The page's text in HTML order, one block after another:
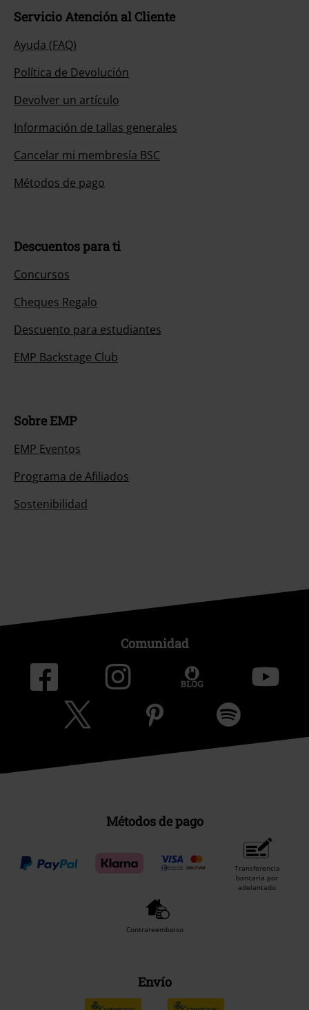
Servicio Atención al Cliente
Ayuda (FAQ)
Política de Devolución
Devolver un artículo
Información de tallas generales
Cancelar mi membresía BSC
Métodos de pago
Descuentos para ti
Concursos
Cheques Regalo
Descuento para estudiantes
EMP Backstage Club
Sobre EMP
EMP Eventos
Programa de Afiliados
Sostenibilidad
Comunidad
Métodos de pago
Transferencia
bancaria por
adelantado
Contrareembolso
Envío